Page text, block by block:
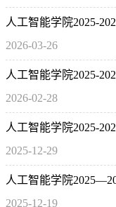
人工智能学院2025-
2026-03-26
人工智能学院2025-
2026-02-28
人工智能学院2025-
2025-12-29
人工智能学院
2025-12-19